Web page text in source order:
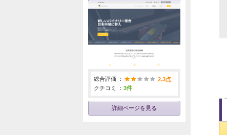
総合評価 ：
2.3点
クチコミ ： 3件
詳細ページを見る